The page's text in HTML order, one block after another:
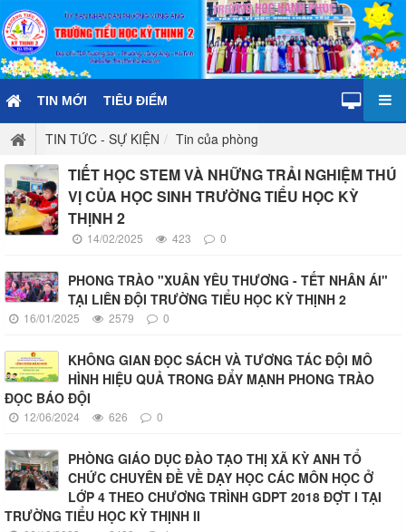
TIN MỚI TIÊU ĐIỂM
TIN TỨC - SỰ KIỆN Tin của phòng
TIẾT HỌC STEM VÀ NHỮNG TRẢI NGHIỆM THÚ
VỊ CỦA HỌC SINH TRƯỜNG TIỂU HỌC KỲ
THỊNH 2
14/02/2025 423 0
PHONG TRÀO "XUÂN YÊU THƯƠNG - TẾT NHÂN ÁI"
TẠI LIÊN ĐỘI TRƯỜNG TIỂU HỌC KỲ THỊNH 2
16/01/2025 2579 0
KHÔNG GIAN ĐỌC SÁCH VÀ TƯƠNG TÁC ĐỘI MÔ
HÌNH HIỆU QUẢ TRONG ĐẨY MẠNH PHONG TRÀO
ĐỌC BÁO ĐỘI
12/06/2024 626 0
PHÒNG GIÁO DỤC ĐÀO TẠO THỊ XÃ KỲ ANH TỔ
CHỨC CHUYÊN ĐỀ VỀ DẠY HỌC CÁC MÔN HỌC Ở
LỚP 4 THEO CHƯƠNG TRÌNH GDPT 2018 ĐỢT I TẠI
TRƯỜNG TIỂU HỌC KỲ THỊNH II